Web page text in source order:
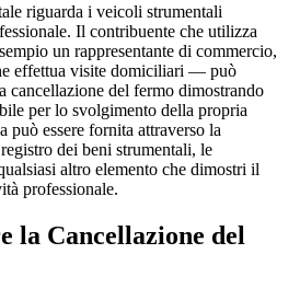
riguarda i veicoli strumentali
Il contribuente che utilizza
un rappresentante di commercio,
effettua visite domiciliari — può
cancellazione del fermo dimostrando
per lo svolgimento della propria
essere fornita attraverso la
dei beni strumentali, le
altro elemento che dimostri il
professionale.
la Cancellazione del